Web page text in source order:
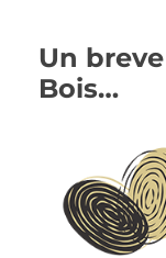
Un
Bois…